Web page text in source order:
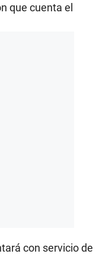
que cuenta el
con servicio de